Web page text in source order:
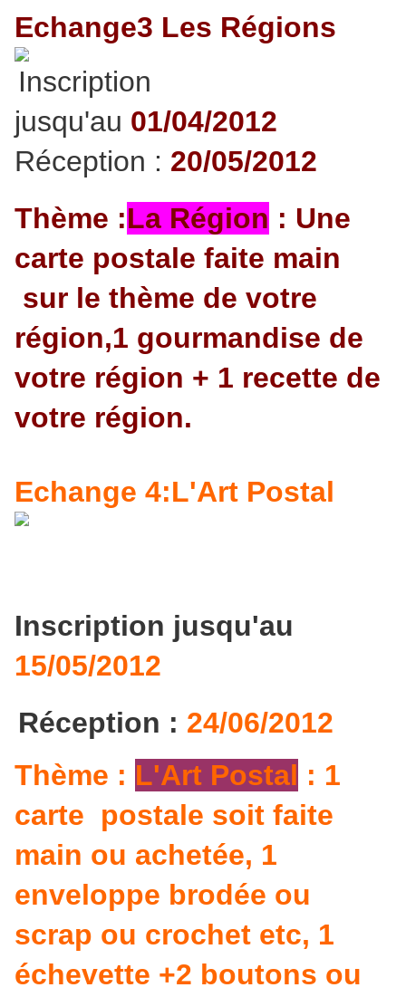
Echange3 Les Régions
Inscription
jusqu'au 01/04/2012
Réception : 20/05/2012
Thème :La Région : Une
carte postale faite main
sur le thème de votre
région,1 gourmandise de
votre région + 1 recette de
votre région.
Echange 4:L'Art Postal
Inscription jusqu'au
15/05/2012
Réception : 24/06/2012
Thème : L'Art Postal : 1
carte postale soit faite
main ou achetée, 1
enveloppe brodée ou
scrap ou crochet etc, 1
échevette +2 boutons ou